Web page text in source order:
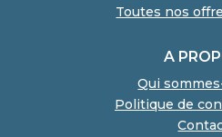
Toutes nos
A
Qui
Politique de